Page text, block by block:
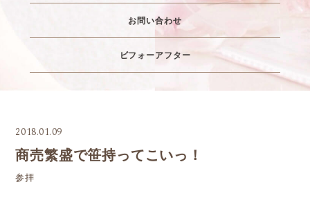
お問い合わせ
ビフォーアフター
2018.01.09
商売繁盛で笹持ってこいっ！
参拝